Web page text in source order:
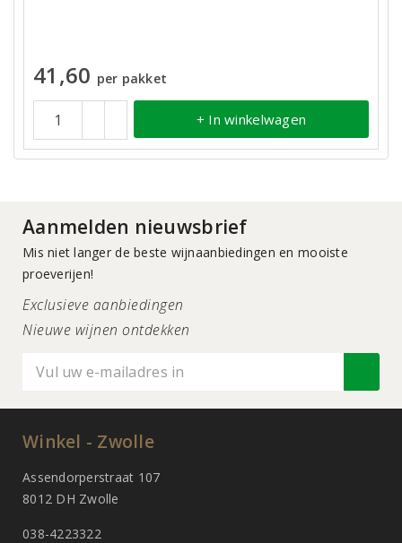
41,60 per pakket
+ In winkelwagen
Aanmelden nieuwsbrief
Mis niet langer de beste wijnaanbiedingen en mooiste
proeverijen!
Exclusieve aanbiedingen
Nieuwe wijnen ontdekken
Winkel - Zwolle
Assendorperstraat 107
8012 DH Zwolle
038-4223322